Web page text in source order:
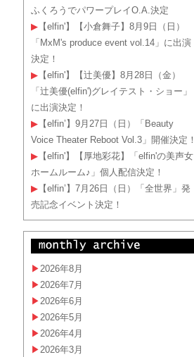
ふくろうでパワープレイO.A.決定
▶ 【elfin'】【小倉舞子】8月9日（日）
「MxM's produce event vol.14」に出演
決定！
▶ 【elfin'】【辻美優】8月28日（金）
「辻美優(elfin')グレイテスト・ショー」
に出演決定！
▶ 【elfin’】9月27日（日）「Beauty
Voice Theater Reboot Vol.3」開催決定！
▶ 【elfin'】【厚地彩花】「elfin'の美声女
ホームルーム♪」個人配信決定！
▶ 【elfin’】7月26日（日）「全世界」発
売記念イベント決定！
▶2026年8月
▶2026年7月
▶2026年6月
▶2026年5月
▶2026年4月
▶2026年3月